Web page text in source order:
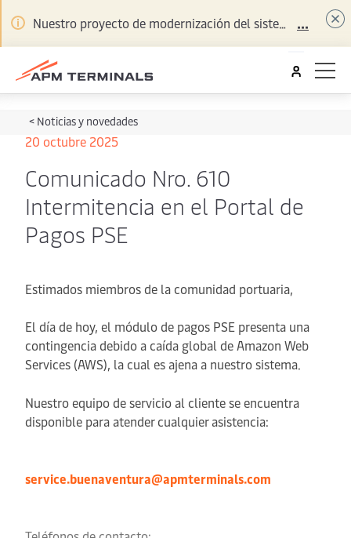
Nuestro proyecto de modernización del sistema de ingreso y salida continúa ejecutándose de acuerdo con lo programado, conoce en el ...
< Noticias y novedades
20 octubre 2025
Comunicado Nro. 610
Intermitencia en el Portal de
Pagos PSE
Estimados miembros de la comunidad portuaria,
El día de hoy, el módulo de pagos PSE presenta una
contingencia debido a caída global de Amazon Web
Services (AWS), la cual es ajena a nuestro sistema.
Nuestro equipo de servicio al cliente se encuentra
disponible para atender cualquier asistencia:
service.buenaventura@apmterminals.com